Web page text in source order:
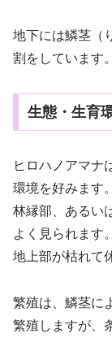
地下には鱗茎（
割をしています
生態・生育
ヒロハノアマナ
環境を好みます
林縁部、あるい
よく見られます
地上部が枯れて
繁殖は、鱗茎に
繁殖しますが、